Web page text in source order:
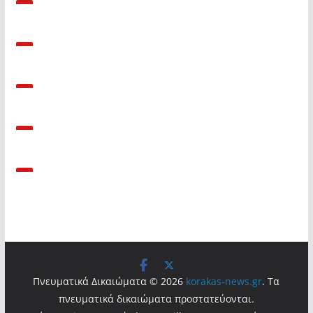
Πνευματικά Δικαιώματα © 2026 korakas-news.gr. Τα
πνευματικά δικαιώματα προστατεύονται.